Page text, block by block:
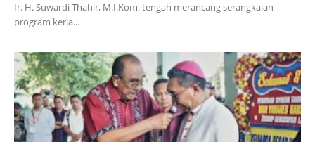
Ir. H. Suwardi Thahir, M.I.Kom, tengah merancang serangkaian
program kerja...